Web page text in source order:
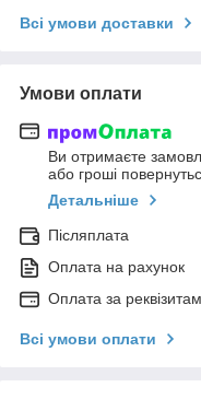
Всі умови доставки
Умови оплати
Ви отримаєте
або гроші
Детальніше
Післяплата
Оплата на рахунок
Оплата за
Всі умови оплати